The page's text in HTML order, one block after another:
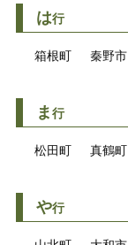
は行
箱根町 秦野市
ま行
松田町 真鶴町
や行